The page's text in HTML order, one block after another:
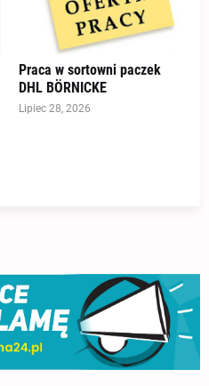
Praca w sortowni paczek
DHL BÖRNICKE
Lipiec 28, 2026